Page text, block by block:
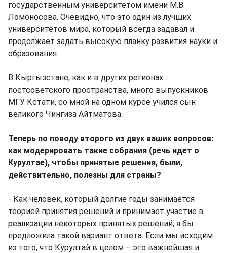
государственным университетом имени М.В.
Ломоносова. Очевидно, что это один из лучших
университетов мира, который всегда задавал и
продолжает задать высокую планку развития науки и
образования.
В Кыргызстане, как и в других регионах
постсоветского пространства, много выпускников
МГУ. Кстати, со мной на одном курсе учился сын
великого Чингиза Айтматова.
Теперь по поводу второго из двух ваших вопросов:
как модерировать такие собрания (речь идет о
Курултае), чтобы принятые решения, были,
действительно, полезны для страны?
- Как человек, который долгие годы занимается
теорией принятия решений и принимает участие в
реализации некоторых принятых решений, я бы
предложила такой вариант ответа. Если мы исходим
из того, что Курултай в целом – это важнейшая и